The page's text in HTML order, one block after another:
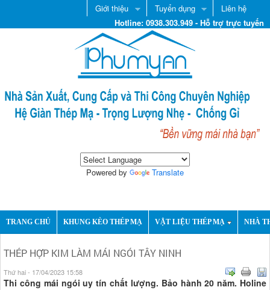
Giới thiệu Tuyển dụng
Liên hệ
Hotline: 0938.303.949 - Hỗ trợ trực tuyến
Powered by Translate
TRANG CHỦ KHUNG KÈO THÉP MẠ VẬT LIỆU THÉP MẠ NHÀ
THÉP HỢP KIM LÀM MÁI NGÓI TÂY NINH
Thứ hai - 17/04/2023 15:58
Thi công mái ngói uy tín chất lượng. Bảo hành 20 năm. Holine